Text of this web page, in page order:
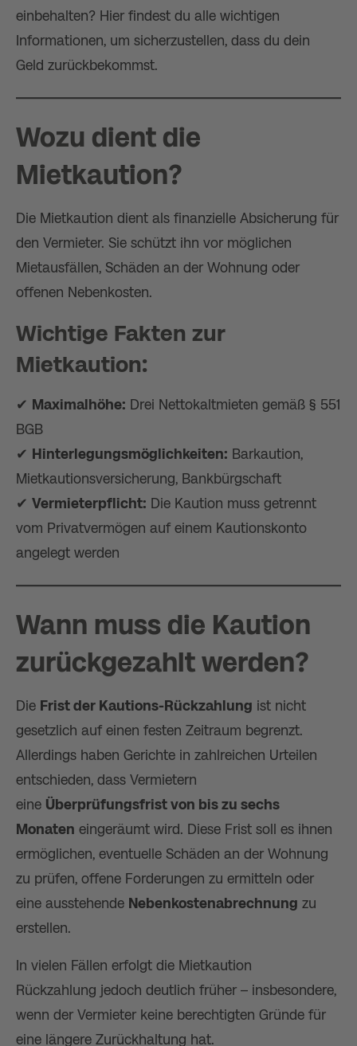
einbehalten? Hier findest du alle wichtigen
Informationen, um sicherzustellen, dass du dein
Geld zurückbekommst.
Wozu dient die
Mietkaution?
Die Mietkaution dient als finanzielle Absicherung für
den Vermieter. Sie schützt ihn vor möglichen
Mietausfällen, Schäden an der Wohnung oder
offenen Nebenkosten.
Wichtige Fakten zur
Mietkaution:
✔ Maximalhöhe: Drei Nettokaltmieten gemäß § 551
BGB​
✔ Hinterlegungsmöglichkeiten: Barkaution,
Mietkautionsversicherung, Bankbürgschaft
✔ Vermieterpflicht: Die Kaution muss getrennt
vom Privatvermögen auf einem Kautionskonto
angelegt werden​
Wann muss die Kaution
zurückgezahlt werden?
Die Frist der Kautions-Rückzahlung ist nicht
gesetzlich auf einen festen Zeitraum begrenzt.
Allerdings haben Gerichte in zahlreichen Urteilen
entschieden, dass Vermietern
eine Überprüfungsfrist von bis zu sechs
Monaten eingeräumt wird. Diese Frist soll es ihnen
ermöglichen, eventuelle Schäden an der Wohnung
zu prüfen, offene Forderungen zu ermitteln oder
eine ausstehende Nebenkostenabrechnung zu
erstellen.
In vielen Fällen erfolgt die Mietkaution
Rückzahlung jedoch deutlich früher – insbesondere,
wenn der Vermieter keine berechtigten Gründe für
eine längere Zurückhaltung hat.